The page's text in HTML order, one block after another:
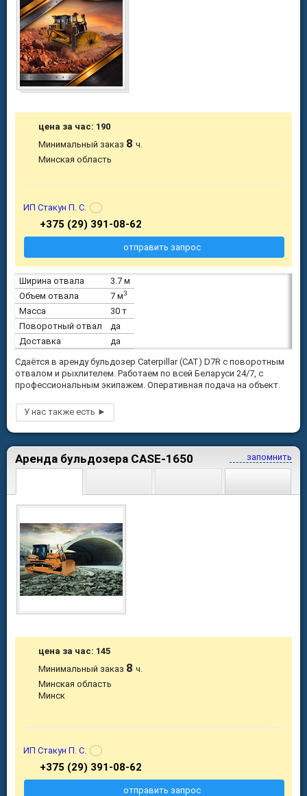
Ширина отвала
3.7 м
Объем отвала
7 м3
Масса
30 т
Поворотный отвал
да
Доставка
да
Сдаётся в аренду бульдозер Caterpillar (CAT) D7R с поворотным
отвалом и рыхлителем. Работаем по всей Беларуси 24/7, с
профессиональным экипажем. Оперативная подача на объект.
цена за час: 190
Минимальный заказ 8ч.
Минская область
ИП Стакун П. С.
+375 (29) 391-08-62
отправить запрос
запомнить
Аренда бульдозера CASE-1650
цена за час: 145
Минимальный заказ 8ч.
Минская область
Минск
ИП Стакун П. С.
+375 (29) 391-08-62
отправить запрос